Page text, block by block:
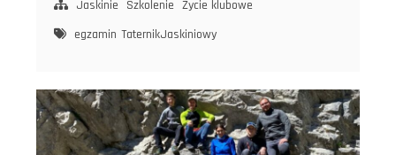
koniec…
dopiero
Jaskinie Szkolenie Życie klubowe
egzamin TaternikJaskiniowy